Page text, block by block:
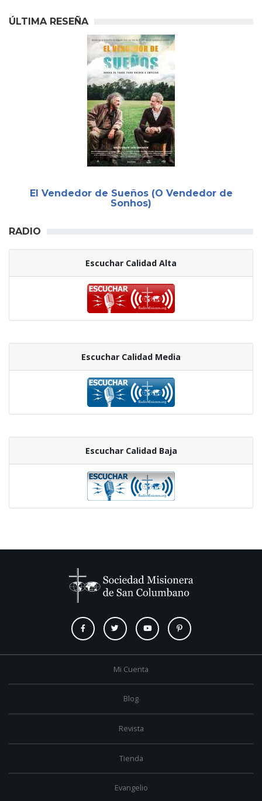
ÚLTIMA RESEÑA
El Vendedor de Sueños (O Vendedor de
Sonhos)
RADIO
Escuchar Calidad Alta
Escuchar Calidad Media
Escuchar Calidad Baja
Mi Cuenta
Blog
Revista
Tienda
Evangelio